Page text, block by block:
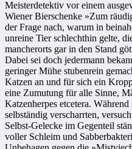
Meisterdetektiv vor einem
Wiener Bierschenke »Zum
der Frage nach, warum in
unreine Tier schlechthin gelte,
mancherorts gar in den Stand
Dabei sei doch jedermann
geringer Mühe stubenrein
Katzen an und für sich ein
eine Zumutung für alle Sinne,
Katzenherpes etcetera.
selbständig verscharrten,
Selbst-Gelecke im Gegenteil
voller Schleim und